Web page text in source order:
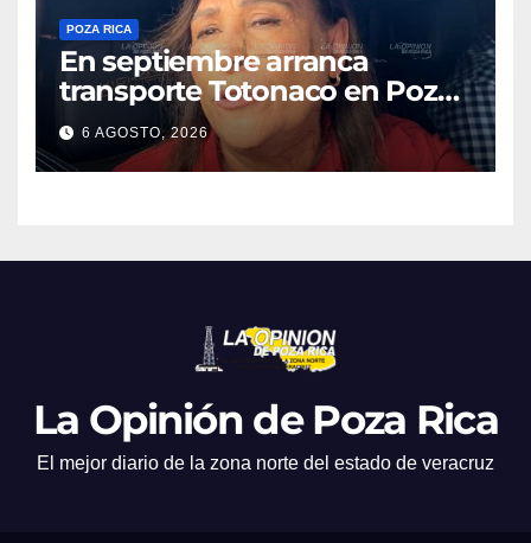
POZA RICA
En septiembre arranca
transporte Totonaco en Poza
Rica
6 AGOSTO, 2026
La Opinión de Poza Rica
El mejor diario de la zona norte del estado de veracruz